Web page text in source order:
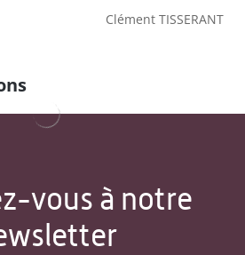
Clément TISSERANT
vous à notre